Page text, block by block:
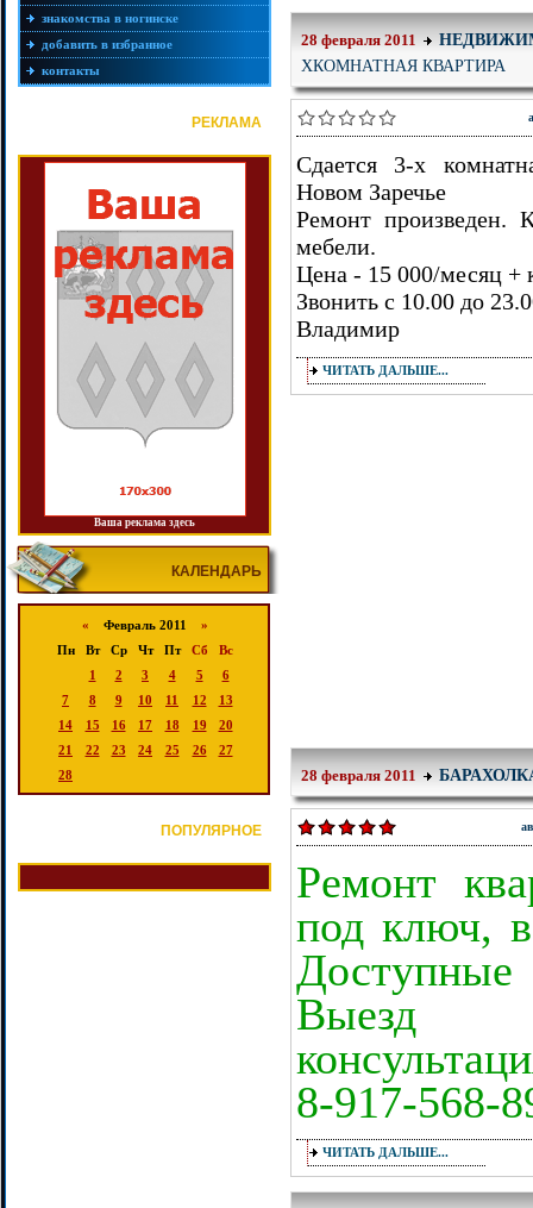
знакомства в ногинске
добавить в избранное
контакты
РЕКЛАМА
Ваша реклама здесь
КАЛЕНДАРЬ
« Февраль 2011 »
Пн
Вт Ср Чт Пт Сб
Вс
1
2 3 4 5
6
7
8 9 10 11 12
13
14
15 16 17 18 19
20
21
22 23 24 25 26
27
28
ПОПУЛЯРНОЕ
28 февраля 2011
ХКОМНАТНАЯ КВАРТИРА
Сдается 3-х
Новом Заречье
Ремонт произведен.
мебели.
Цена - 15 000/месяц +
Звонить с 10.00 до
Владимир
ЧИТАТЬ ДАЛЬШЕ...
28 февраля 2011
Ремонт
под ключ,
Выезд
8-917-568-
ЧИТАТЬ ДАЛЬШЕ...